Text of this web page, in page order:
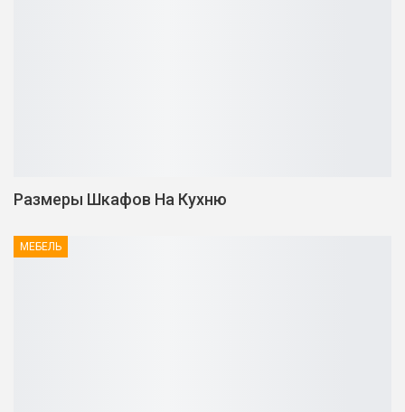
Размеры Шкафов На Кухню
МЕБЕЛЬ